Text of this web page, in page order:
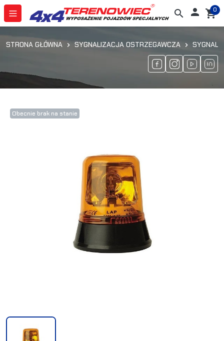
search  shopping_cart
0
STRONA GŁÓWNA SYGNALIZACJA OSTRZEGAWCZA
Obecnie brak na stanie